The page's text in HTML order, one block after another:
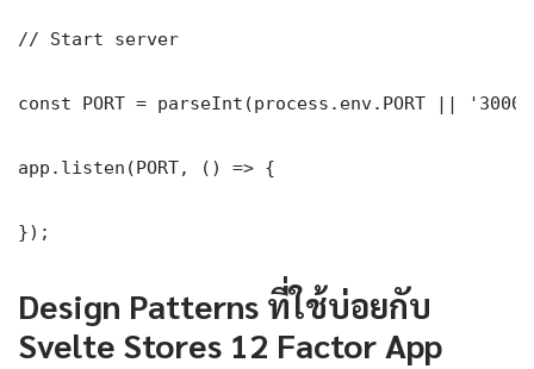
// Start server
const PORT = parseInt(process.env.PORT ||
app.listen(PORT, () => {
});
Design Patterns ที่ใช้บ่อยกับ
Svelte Stores 12 Factor App